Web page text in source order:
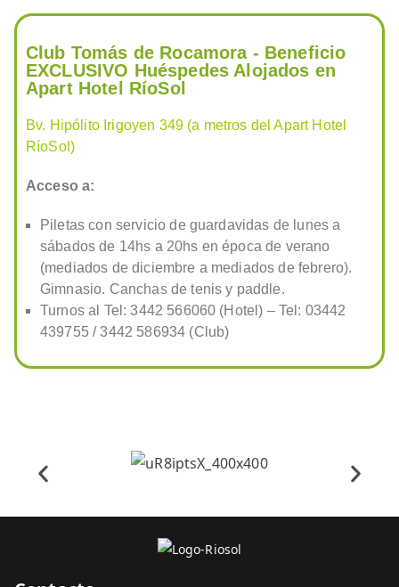
Club Tomás de Rocamora - Beneficio
EXCLUSIVO Huéspedes Alojados en
Apart Hotel RíoSol
Bv. Hipólito Irigoyen 349 (a metros del Apart Hotel
RíoSol)
Acceso a:
Piletas con servicio de guardavidas de lunes a
sábados de 14hs a 20hs en época de verano
(mediados de diciembre a mediados de febrero).
Gimnasio. Canchas de tenis y paddle.
Turnos al Tel: 3442 566060 (Hotel) – Tel: 03442
439755 / 3442 586934 (Club)